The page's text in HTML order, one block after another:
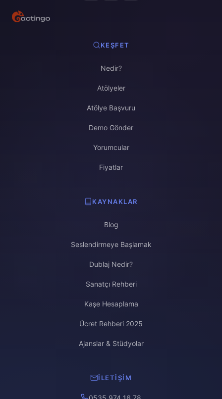
KEŞFET
Nedir?
Atölyeler
Atölye Başvuru
Demo Gönder
Yorumcular
Fiyatlar
KAYNAKLAR
Blog
Seslendirmeye Başlamak
Dublaj Nedir?
Sanatçı Rehberi
Kaşe Hesaplama
Ücret Rehberi 2025
Ajanslar & Stüdyolar
İLETIŞIM